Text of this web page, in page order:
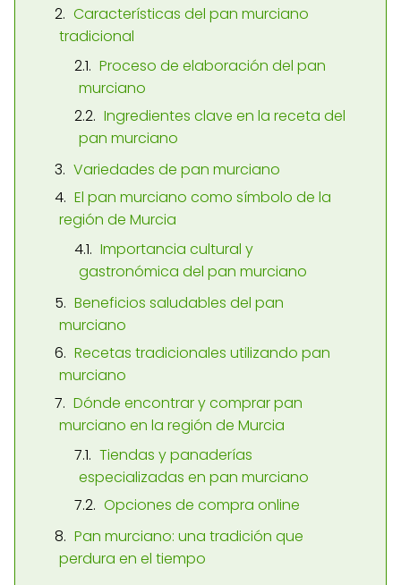
Características del pan murciano
tradicional
Proceso de elaboración del pan
murciano
Ingredientes clave en la receta del
pan murciano
Variedades de pan murciano
El pan murciano como símbolo de la
región de Murcia
Importancia cultural y
gastronómica del pan murciano
Beneficios saludables del pan
murciano
Recetas tradicionales utilizando pan
murciano
Dónde encontrar y comprar pan
murciano en la región de Murcia
Tiendas y panaderías
especializadas en pan murciano
Opciones de compra online
Pan murciano: una tradición que
perdura en el tiempo